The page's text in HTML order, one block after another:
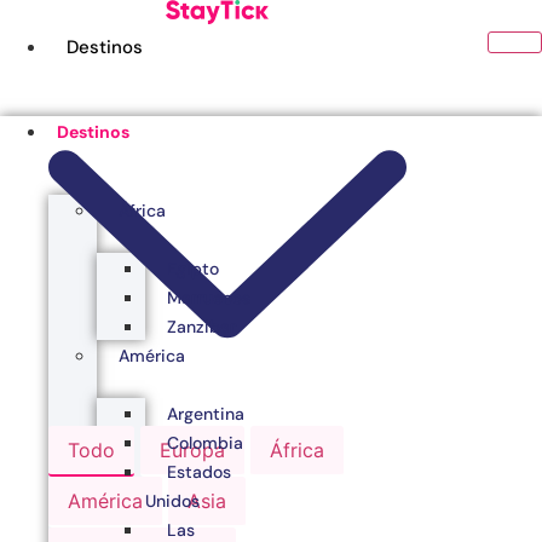
Destinos
Todo Europa África
América Asia
Destinos
África
Egipto
Marruecos
Zanzibar
América
Argentina
Colombia
Estados
Unidos
Las